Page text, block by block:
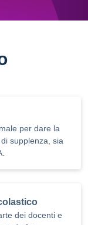
per dare la
supplenza, sia
dei docenti e